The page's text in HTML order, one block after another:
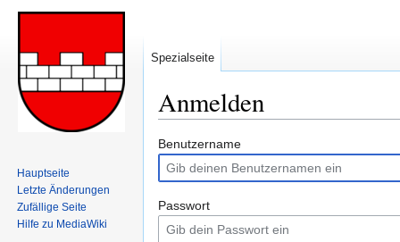
Anmelden
Zur
Navigation
springen
Zur
Suche
springen
Benutzername
Passwort
Spezialseite
Hauptseite
Letzte Änderungen
Zufällige Seite
Hilfe zu MediaWiki